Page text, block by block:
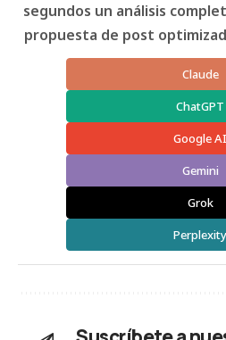
segundos un análisis
propuesta de post
Claude
ChatGPT
Google AI
Gemini
Grok
Perplexity